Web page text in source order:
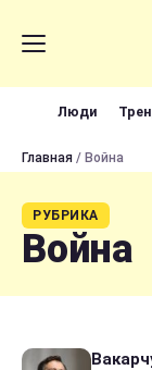
Люди
Главная / Война
РУБРИКА
Война